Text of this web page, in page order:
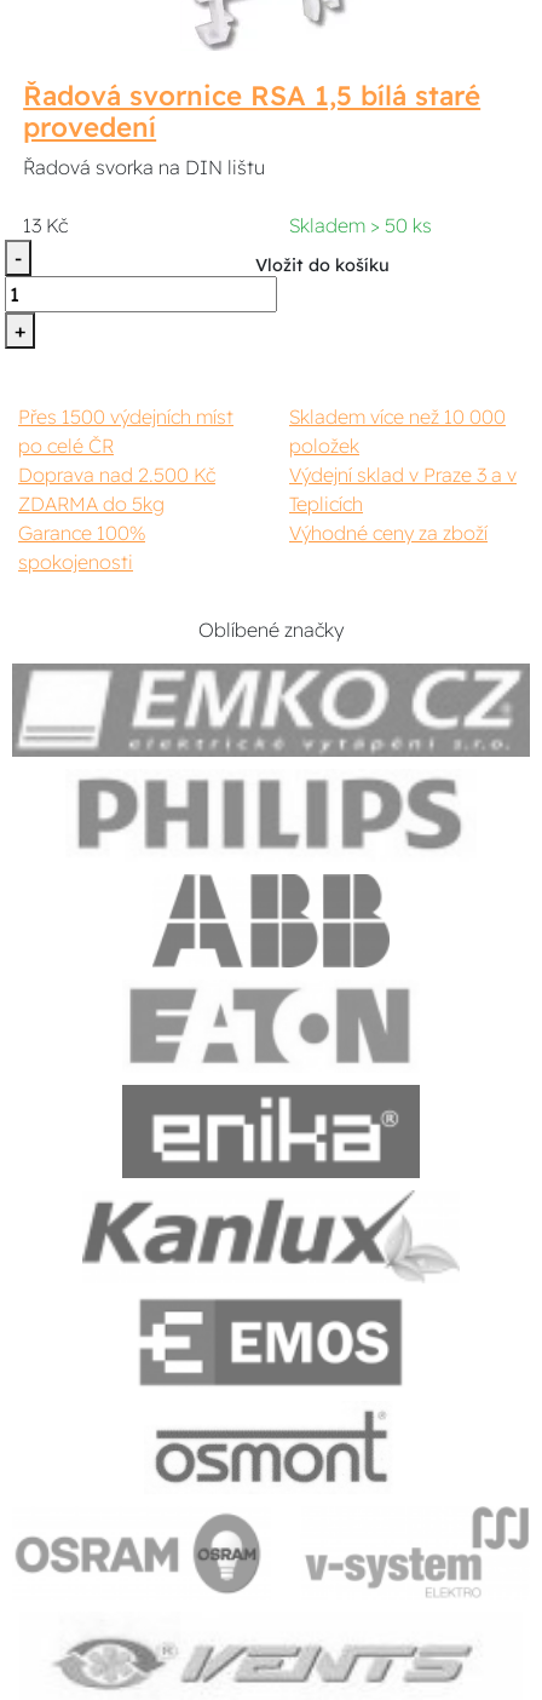
Řadová svornice RSA 1,5 bílá staré
provedení
Řadová svorka na DIN lištu
13 Kč
Skladem > 50 ks
-
+
Vložit do košíku
Přes 1500 výdejních míst
po celé ČR
Skladem více než 10 000
položek
Doprava nad 2.500 Kč
ZDARMA do 5kg
Výdejní sklad v Praze 3 a v
Teplicích
Garance 100%
spokojenosti
Výhodné ceny za zboží
Oblíbené značky